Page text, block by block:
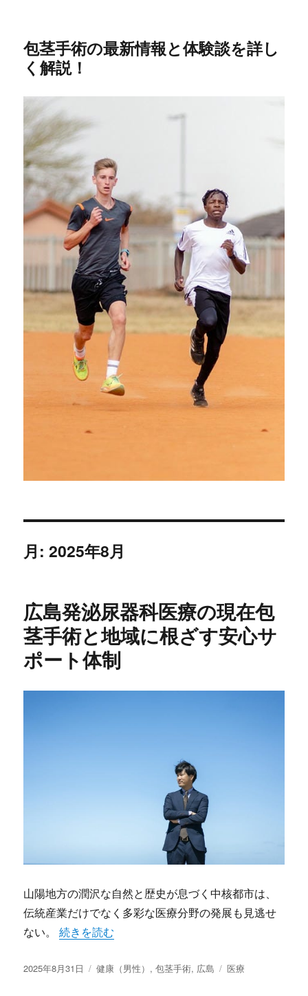
包茎手術の最新情報と体験談を詳し
く解説！
月:2025年8月
広島発泌尿器科医療の現在包
茎手術と地域に根ざす安心サ
ポート体制
山陽地方の潤沢な自然と歴史が息づく中核都市は、
伝統産業だけでなく多彩な医療分野の発展も見逃せ
ない。“広島発泌尿器科医療の現在包茎手術と地域に根
続きを読む
投
2025年8月31日
カ
健康（男性） ,包茎手術, 広島
タ
医療